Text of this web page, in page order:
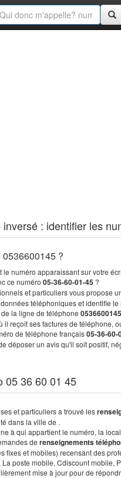
: identifier les
?
numéro apparaissant sur votre
ce numéro 05-36-60-01-45 ?
et particuliers vous propose
téléphoniques et identifie
la ligne de téléphone 0536600145
il reçoit ses factures de téléphone,
de téléphone français05-36-60-
déposer un avis qu'il soit positif,
05 36 60 01 45
et particuliers a trouvé les
dans la ville de .
à qui appartient le numéro, la
de renseignements
fixes et mobiles) recensant des
poste mobile, Cdiscount mobile,
mise à jour pour de